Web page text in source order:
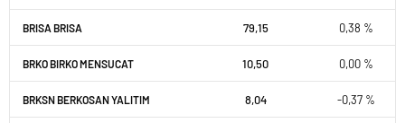
BRISA BRISA 79,15 0,38 %
BRKO BIRKO MENSUCAT 10,50 0,00 %
BRKSN BERKOSAN YALITIM 8,04 -0,37 %